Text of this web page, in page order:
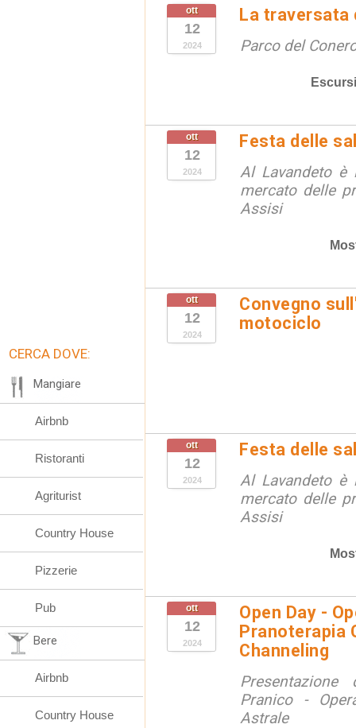
ott
12
2024
La traversata
Parco del
ott
12
2024
Festa delle
Al Lavandeto è
mercato delle
Assisi
ott
12
2024
Convegno
motociclo
ott
12
2024
Festa delle
Al Lavandeto è
mercato delle
Assisi
ott
12
2024
Open Day -
Pranoterapia
Channeling
Pranico -
Astrale
CERCA DOVE:
Mangiare
Airbnb
Ristoranti
Agriturist
Country House
Pizzerie
Pub
Bere
Airbnb
Country House